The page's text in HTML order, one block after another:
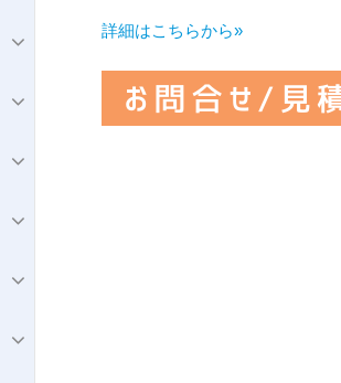
詳細はこちらから»